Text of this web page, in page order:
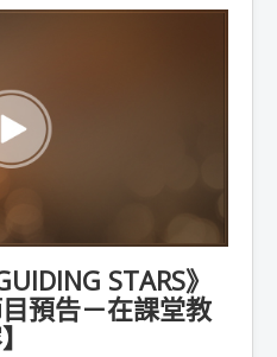
STARS》
預告－在課堂教